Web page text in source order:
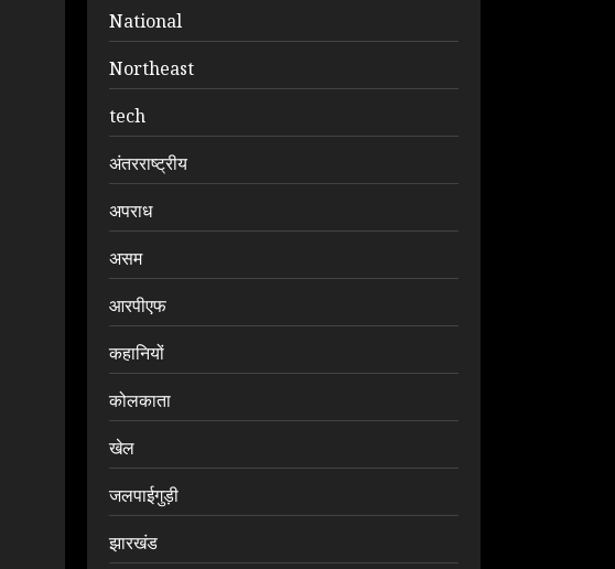
National
Northeast
tech
अंतरराष्ट्रीय
अपराध
असम
आरपीएफ
कहानियों
कोलकाता
खेल
जलपाईगुड़ी
झारखंड